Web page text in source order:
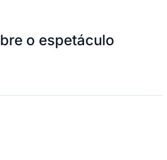
o espetáculo